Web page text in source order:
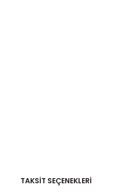
TAKSIT SEÇENEKLERI